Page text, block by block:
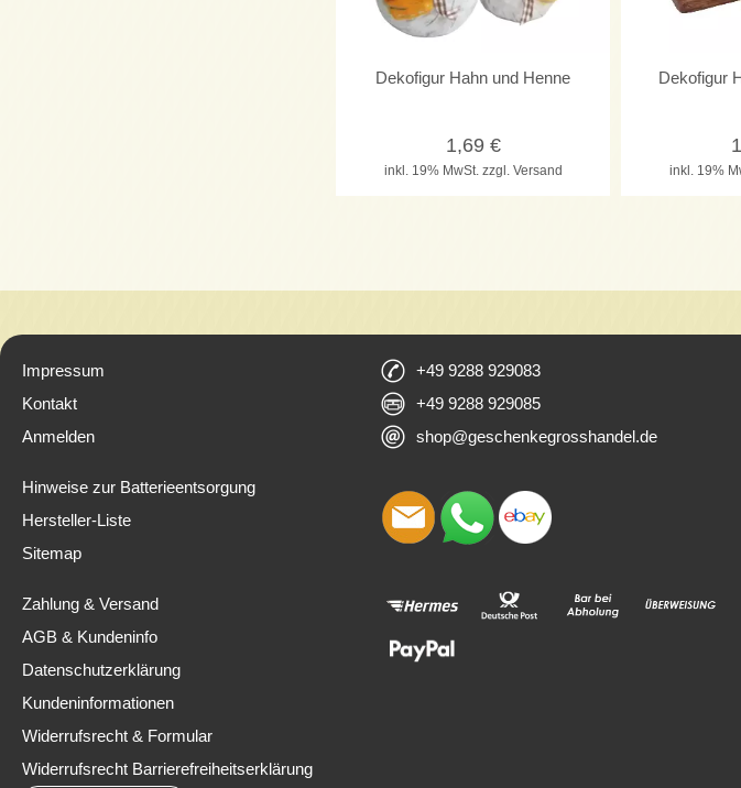
Dekofigur Hahn und Henne
inkl. 19% MwSt. zzgl. Versand
1,69€
Dekofigur
inkl. 19%
Impressum
Kontakt
Anmelden
Hinweise zur Batterieentsorgung
Hersteller-Liste
Sitemap
Zahlung & Versand
AGB & Kundeninfo
Datenschutzerklärung
Kundeninformationen
Widerrufsrecht & Formular
Widerrufsrecht Barrierefreiheitserklärung
+49 9288 929083
+49 9288 929085
shop@geschenkegrosshandel.de